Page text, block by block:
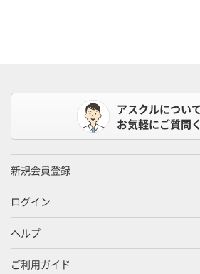
アスクルについ
お気軽にご質問
新規会員登録
ログイン
ヘルプ
ご利用ガイド